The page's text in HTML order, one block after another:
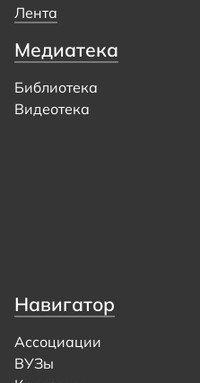
Лента
Медиатека
Библиотека
Видеотека
Навигатор
Ассоциации
ВУЗы